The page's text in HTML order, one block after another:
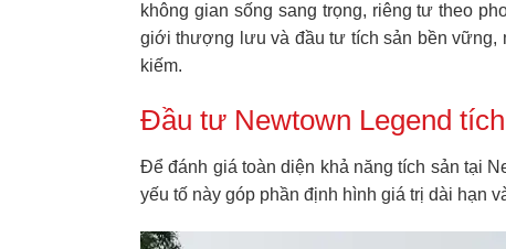
không gian sống sang trọng, riêng tư theo
giới thượng lưu và đầu tư tích sản bền vững,
kiếm.
Đầu tư Newtown Legend
Để đánh giá toàn diện khả năng tích sản tại
yếu tố này góp phần định hình giá trị dài hạn